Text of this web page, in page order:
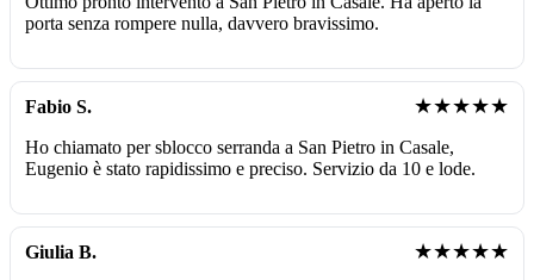
porta senza rompere nulla, davvero bravissimo.
Fabio S. ★★★★★
Ho chiamato per sblocco serranda a San Pietro in Casale,
Eugenio è stato rapidissimo e preciso. Servizio da 10 e lode.
Giulia B. ★★★★★